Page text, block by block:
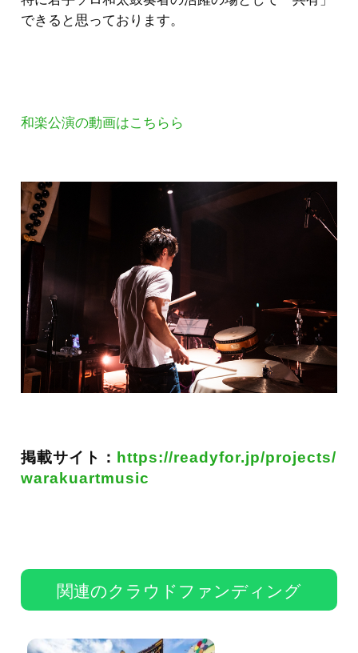
できると思っております。
和楽公演の動画はこちらら
掲載サイト： https://readyfor.jp/projects/
warakuartmusic
関連のクラウドファンディング